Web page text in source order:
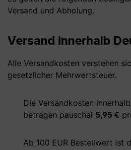
Versand und Abholung.
Versand innerhalb
Alle Versandkosten verstehen
gesetzlicher Mehrwertsteuer.
Die Versandkosten
betragen pauschal 5,95 €
Ab 100 EUR Bestellwert ist